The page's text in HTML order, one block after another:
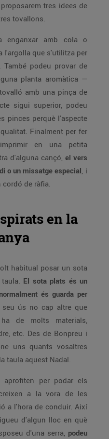
tres idees de
tovallons.
enganxar amb cola o
l'argolla que s'utilitza per
podeu provar de
planta aromàtica —
amb una pinça de
sigui superior, podeu
pinces perquè l'aspecte
Finalment per fer
en una petita
d'alguna cançó, el vers
o un missatge especial, i
de ràfia.
en la
habitual posar un sota
El sota plats és un
és guarda per
seu ús no cap altre que
de molts materials,
etc. Des de Bonpreu i
uns quants vosaltres
taula aquest Nadal.
per podar els
a la vora de les
a l'hora de conduir. Així
d'algun lloc en què
d'una serra, podeu